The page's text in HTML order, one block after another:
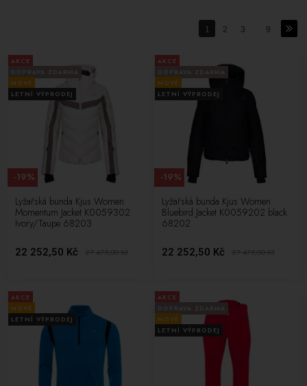
1 2 3 9
AKCE
NOVÉ
LETNÍ VÝPRODEJ
Lyžařská bunda Kjus Women
Momentum Jacket K0059302
Ivory/Taupe 68203
22 252,50 Kč 27 475,00Kč
-19%
AKCE
NOVÉ
LETNÍ VÝPRODEJ
Lyžařská bunda Kjus Women
Bluebird Jacket K0059202 black
68202
22 252,50 Kč 27 475,00Kč
-19%
AKCE
NOVÉ
LETNÍ VÝPRODEJ
AKCE
NOVÉ
LETNÍ VÝPRODEJ